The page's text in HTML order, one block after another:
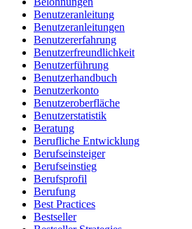
Benutzeranleitung
Benutzeranleitungen
Benutzererfahrung
Benutzerfreundlichkeit
Benutzerführung
Benutzerhandbuch
Benutzerkonto
Benutzeroberfläche
Benutzerstatistik
Beratung
Berufliche Entwicklung
Berufseinsteiger
Berufseinstieg
Berufsprofil
Berufung
Best Practices
Bestseller